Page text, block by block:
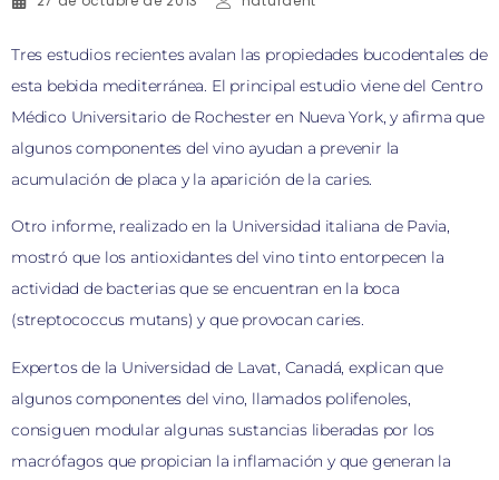
Tres estudios recientes avalan las propiedades bucodentales de
esta bebida mediterránea. El principal estudio viene del Centro
Médico Universitario de Rochester en Nueva York, y afirma que
algunos componentes del vino ayudan a prevenir la
acumulación de placa y la aparición de la caries.
Otro informe, realizado en la Universidad italiana de Pavia,
mostró que los antioxidantes del vino tinto entorpecen la
actividad de bacterias que se encuentran en la boca
(streptococcus mutans) y que provocan caries.
Expertos de la Universidad de Lavat, Canadá, explican que
algunos componentes del vino, llamados polifenoles,
consiguen modular algunas sustancias liberadas por los
macrófagos que propician la inflamación y que generan la